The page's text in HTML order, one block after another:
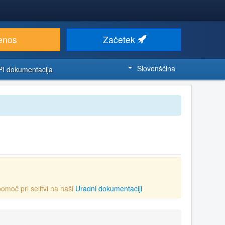
Začetek
dokumentacija Slovenščina
pri selitvi na naši Uradni dokumentaciji